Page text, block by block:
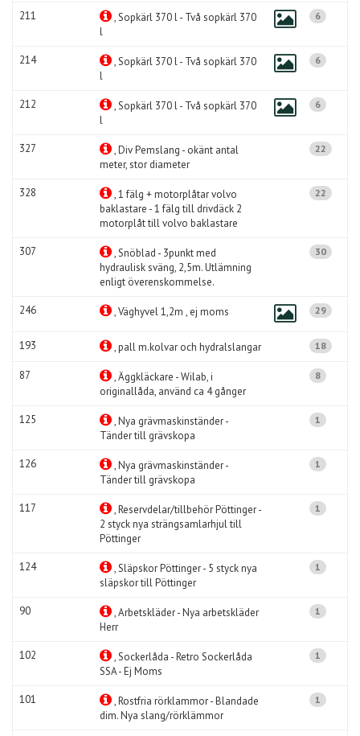
211
, Sopkärl 370 l - Två sopkärl 370
l
6
214
, Sopkärl 370 l - Två sopkärl 370
l
6
212
, Sopkärl 370 l - Två sopkärl 370
l
6
327
, Div Pemslang - okänt antal
meter, stor diameter
22
328
, 1 fälg + motorplåtar volvo
baklastare - 1 fälg till drivdäck 2
motorplåt till volvo baklastare
22
307
, Snöblad - 3punkt med
hydraulisk sväng, 2,5m. Utlämning
enligt överenskommelse.
30
246 , Väghyvel 1,2m , ej moms 29
193 , pall m.kolvar och hydralslangar 18
87
, Äggkläckare - Wilab, i
originallåda, använd ca 4 gånger
8
125
, Nya grävmaskinständer -
Tänder till grävskopa
1
126
, Nya grävmaskinständer -
Tänder till grävskopa
1
117
, Reservdelar/tillbehör Pöttinger -
2 styck nya strängsamlarhjul till
Pöttinger
1
124
, Släpskor Pöttinger - 5 styck nya
släpskor till Pöttinger
1
90
, Arbetskläder - Nya arbetskläder
Herr
1
102
, Sockerlåda - Retro Sockerlåda
SSA - Ej Moms
1
101
, Rostfria rörklammor - Blandade
dim. Nya slang/rörklämmor
1